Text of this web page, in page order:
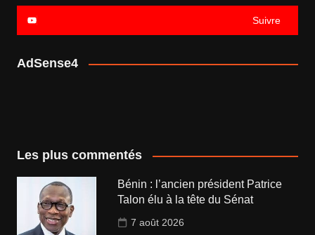
Suivre
AdSense4
Les plus commentés
Bénin : l’ancien président Patrice
Talon élu à la tête du Sénat
7 août 2026